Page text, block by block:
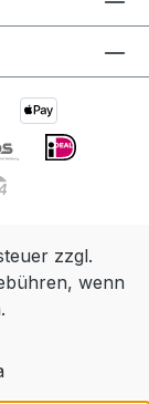
zzgl.
wenn